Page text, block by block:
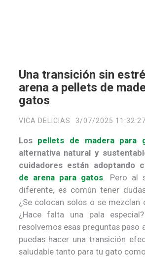
Una transición sin
arena a pellets de
gatos
VICA DELICIAS 3/07/2025
Los pellets de madera para
alternativa natural y
cuidadores están adoptando
de arena para gatos . Pero al
diferente, es común tener
¿Se colocan solos o se mezclan
¿Hace falta una pala
resolvemos esas preguntas paso
puedas hacer una transición
saludable tanto para tu gato